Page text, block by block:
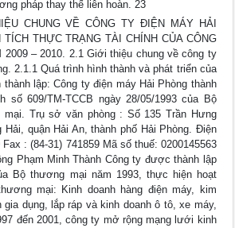
pháp thay thế liên hoàn. 23
CHUNG VỀ CÔNG TY ĐIỆN MÁY HẢI
TÍCH THỰC TRẠNG TÀI CHÍNH CỦA CÔNG
2009 – 2010. 2.1 Giới thiệu chung về công ty
2.1.1 Quá trình hình thành và phát triển của
lập: Công ty điện máy Hải Phòng thành
số 609/TM-TCCB ngày 28/05/1993 của Bộ
Trụ sở văn phòng : Số 135 Trần Hưng
quận Hải An, thành phố Hải Phòng. Điện
: (84-31) 741859 Mã số thuế: 0200145563
Phạm Minh Thành Công ty được thành lập
Bộ thương mại năm 1993, thực hiện hoạt
mại: Kinh doanh hàng điện máy, kim
gia dụng, lắp ráp và kinh doanh ô tô, xe máy,
đến 2001, công ty mở rộng mạng lưới kinh